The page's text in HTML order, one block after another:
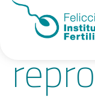
Tag: